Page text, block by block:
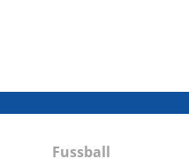
Fussball